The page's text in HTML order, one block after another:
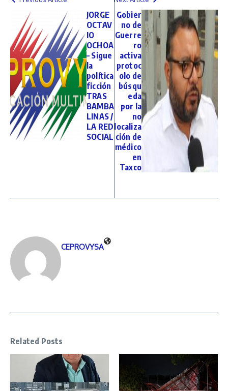
JORGE
OCTAV
IO
OCHOA
– Sigue
la
política
ficción
TRAS
BAMBA
LINAS /
LA RED
SOCIAL
Gobier
no de
Guerre
ro
activa
protoc
olo de
búsqu
eda
por la
no
localiza
ción de
médico
en
Taxco
CEPROVYSA
Related Posts